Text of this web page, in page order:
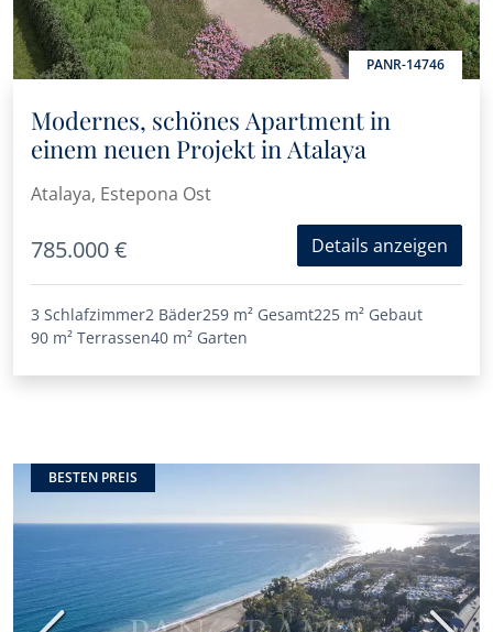
PANR-14746
Modernes, schönes Apartment in
einem neuen Projekt in Atalaya
Atalaya, Estepona Ost
785.000 € Details anzeigen
3 Schlafzimmer2 Bäder259 m² Gesamt225 m² Gebaut
90 m² Terrassen40 m² Garten
BESTEN PREIS